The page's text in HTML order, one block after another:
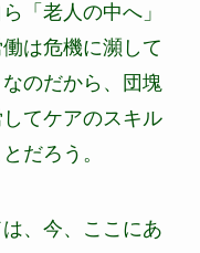
「老人の中へ」
は危機に瀕して
のだから、団塊
てケアのスキル
だろう。
、今、ここにあ